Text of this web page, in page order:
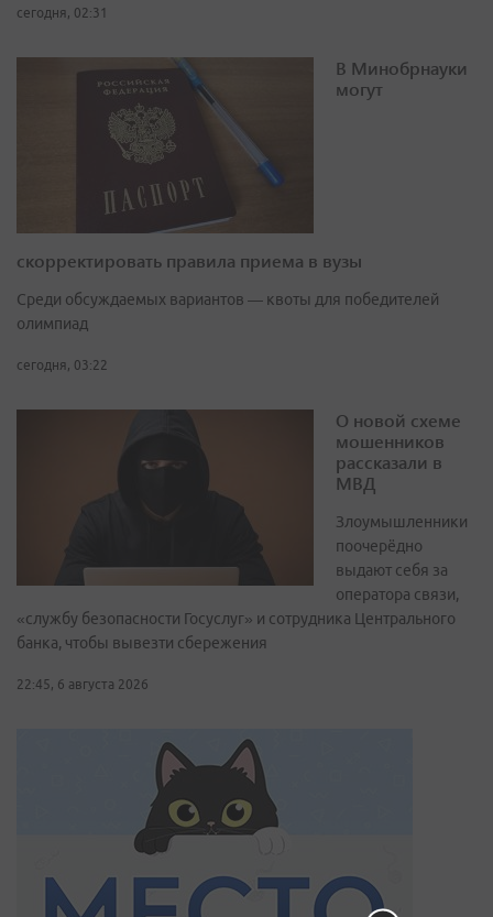
сегодня, 02:31
В Минобрнауки
могут
скорректировать правила приема в вузы
Среди обсуждаемых вариантов — квоты для победителей
олимпиад
сегодня, 03:22
О новой схеме
мошенников
рассказали в
МВД
Злоумышленники
поочерёдно
выдают себя за
оператора связи,
«службу безопасности Госуслуг» и сотрудника Центрального
банка, чтобы вывезти сбережения
22:45, 6 августа 2026